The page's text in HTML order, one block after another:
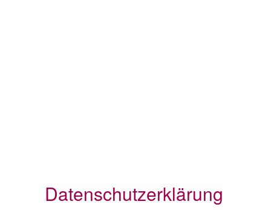
Datenschutzerklärung